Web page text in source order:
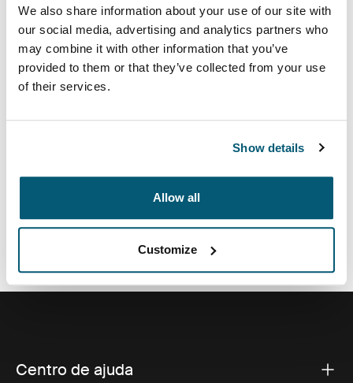
We also share information about your use of our site with
our social media, advertising and analytics partners who
may combine it with other information that you’ve
provided to them or that they’ve collected from your use
of their services.
Show details
Allow all
Customize
Material rico, linhas limpas e detalhes elegantes
fornecem às pastas para laptop profissionais um novo
padrão.
Toggle features
Especificações técnicas
Centro de ajuda